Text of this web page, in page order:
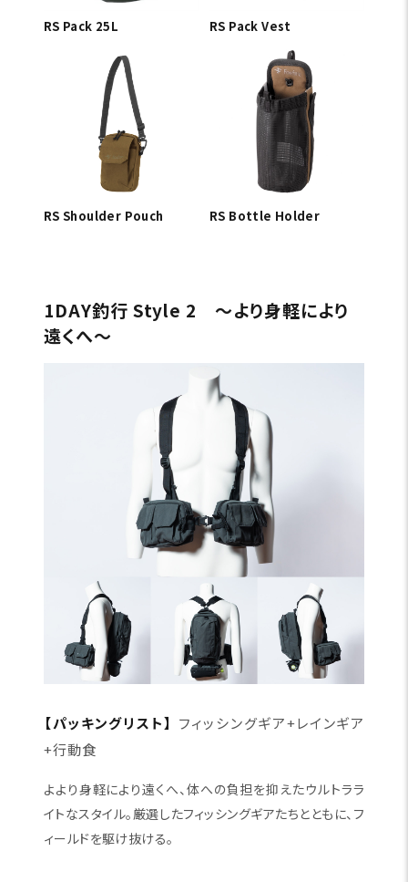
RS Pack 25L RS Pack Vest
RS Shoulder Pouch RS Bottle Holder
1DAY釣行 Style 2 〜より身軽により
遠くへ〜
【パッキングリスト】 フィッシングギア+レインギア
+行動食
よより身軽により遠くへ、体への負担を抑えたウルトララ
イトなスタイル。厳選したフィッシングギアたちとともに、フ
ィールドを駆け抜ける。